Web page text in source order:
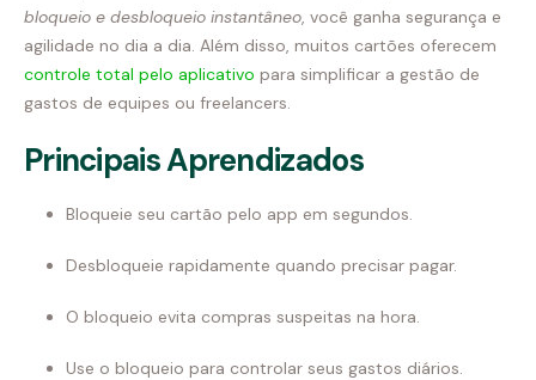
bloqueio e desbloqueio instantâneo, você ganha segurança e
agilidade no dia a dia. Além disso, muitos cartões oferecem
controle total pelo aplicativo para simplificar a gestão de
gastos de equipes ou freelancers.
Principais Aprendizados
Bloqueie seu cartão pelo app em segundos.
Desbloqueie rapidamente quando precisar pagar.
O bloqueio evita compras suspeitas na hora.
Use o bloqueio para controlar seus gastos diários.